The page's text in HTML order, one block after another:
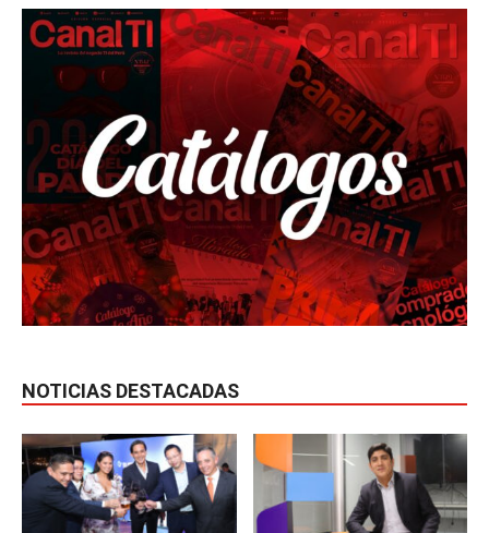
NOTICIAS DESTACADAS